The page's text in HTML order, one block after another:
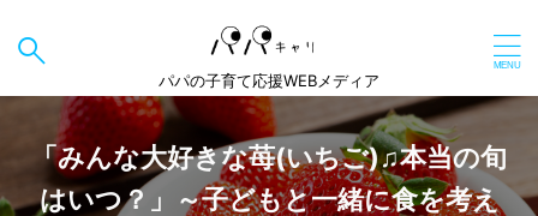
パパの子育て応援WEBメディア
「みんな大好きな苺(いちご)♫本当の旬
はいつ？」～子どもと一緒に食を考え